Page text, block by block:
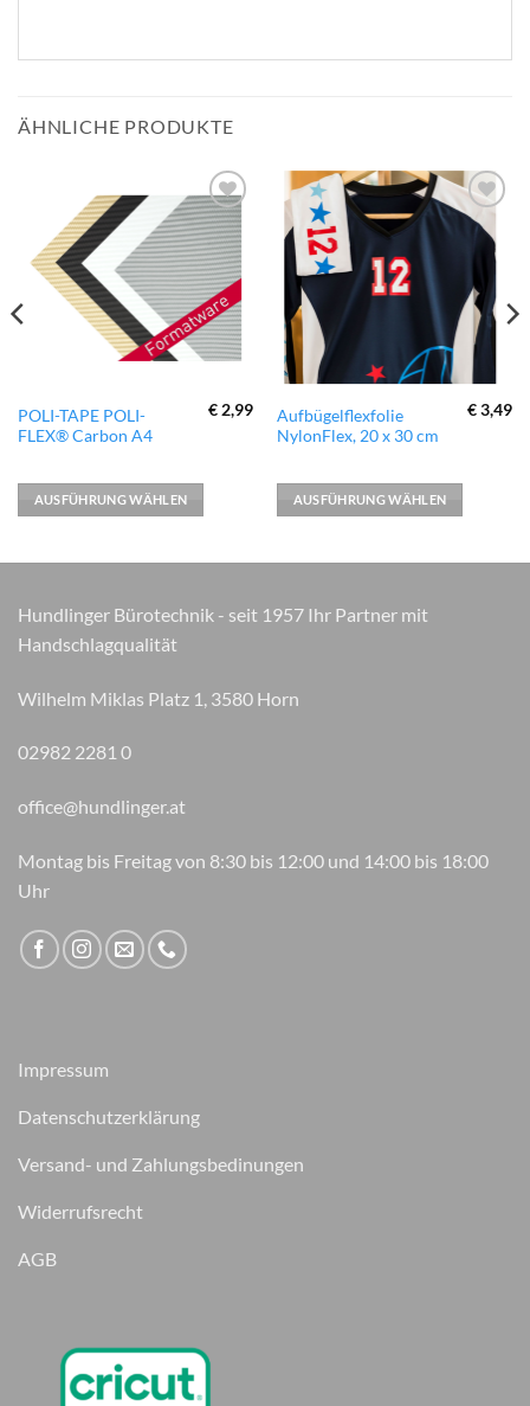
ÄHNLICHE PRODUKTE
zur
Wunschliste
hinzufügen
POLI-TAPE POLI-
FLEX® Carbon A4
€2,99
AUSFÜHRUNG WÄHLEN
Dieses
Produkt
mehrere
Varianten
Die
können
auf
gewählt
zur
Wunschliste
hinzufügen
Aufbügelflexfolie
NylonFlex, 20 x 30 cm
€3,49
AUSFÜHRUNG WÄHLEN
Dieses
Produkt
mehrere
Varianten
Die
können
gewählt
Hundlinger Bürotechnik - seit 1957 Ihr Partner mit
Handschlagqualität
Wilhelm Miklas Platz 1, 3580 Horn
02982 2281 0
office@hundlinger.at
Montag bis Freitag von 8:30 bis 12:00 und 14:00 bis 18:00
Uhr
Impressum
Datenschutzerklärung
Versand- und Zahlungsbedinungen
Widerrufsrecht
AGB